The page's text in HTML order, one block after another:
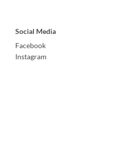
Social Media
Facebook
Instagram